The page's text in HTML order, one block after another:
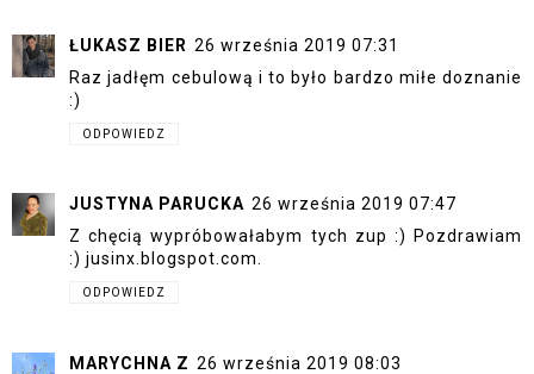
ŁUKASZ BIER 26 września 2019 07:31
Raz jadłęm cebulową i to było bardzo miłe doznanie
:)
ODPOWIEDZ
JUSTYNA PARUCKA 26 września 2019 07:47
Z chęcią wypróbowałabym tych zup :) Pozdrawiam
:) jusinx.blogspot.com.
ODPOWIEDZ
MARYCHNA Z 26 września 2019 08:03